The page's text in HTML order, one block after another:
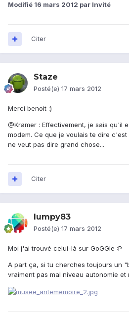
Modifié 16 mars 2012 par Invité
Citer
Staze
Posté(e) 17 mars 2012
Merci benoit :)
@Kramer : Effectivement, je sais qu'il
modem. Ce que je voulais te dire c'est
ne veut pas dire grand chose...
Citer
lumpy83
Posté(e) 17 mars 2012
Moi j'ai trouvé celui-là sur GoGGle :P
A part ça, si tu cherches toujours un
vraiment pas mal niveau autonomie et